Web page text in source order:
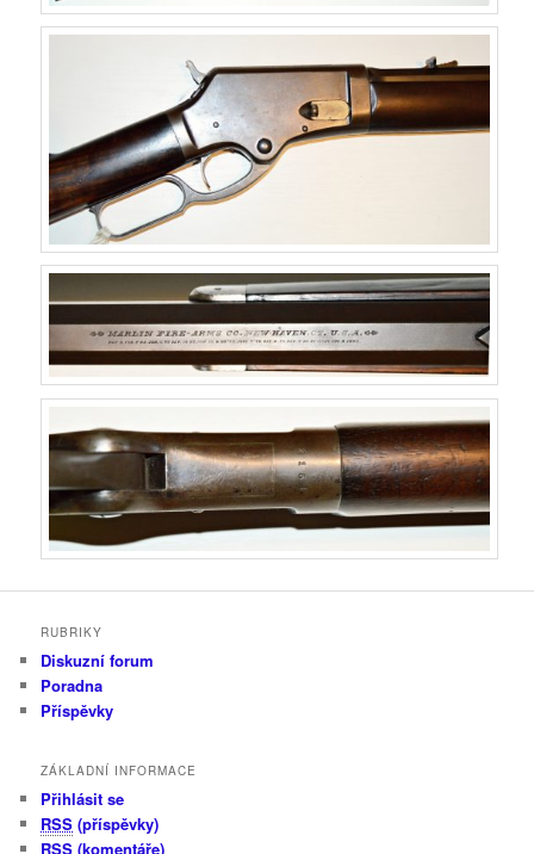
RUBRIKY
Diskuzní forum
Poradna
Příspěvky
ZÁKLADNÍ INFORMACE
Přihlásit se
RSS (příspěvky)
RSS (komentáře)